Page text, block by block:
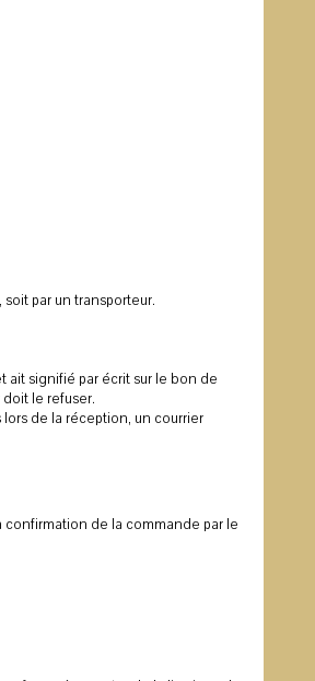
par un transporteur.
ait signifié par écrit sur le bon de
le refuser.
de la réception, un courrier
de la commande par le